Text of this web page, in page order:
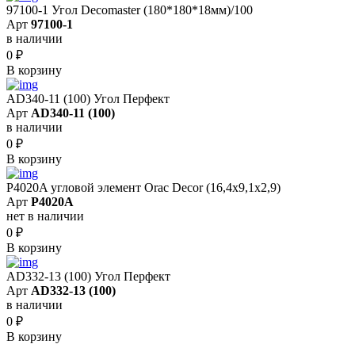
97100-1 Угол Decomaster (180*180*18мм)/100
Арт 97100-1
в наличии
0 ₽
В корзину
AD340-11 (100) Угол Перфект
Арт AD340-11 (100)
в наличии
0 ₽
В корзину
P4020A угловой элемент Orac Decor (16,4x9,1x2,9)
Арт P4020A
нет в наличии
0 ₽
В корзину
AD332-13 (100) Угол Перфект
Арт AD332-13 (100)
в наличии
0 ₽
В корзину